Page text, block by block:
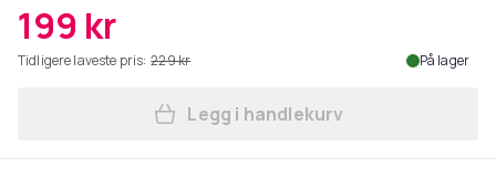
199 kr
Tidligere laveste pris: 229 kr På lager
Legg Bandana skjerf sjal
Legg i handlekurv